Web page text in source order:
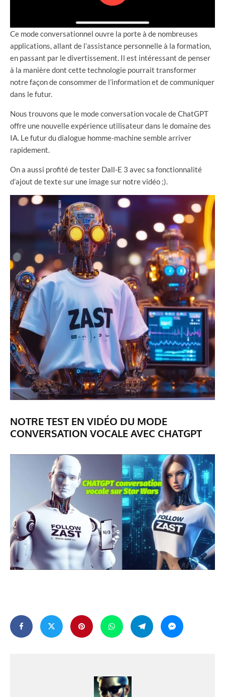
Ce mode conversationnel ouvre la porte à de nombreuses
applications, allant de l’assistance personnelle à la formation,
en passant par le divertissement. Il est intéressant de penser
à la manière dont cette technologie pourrait transformer
notre façon de consommer de l’information et de communiquer
dans le futur.
Nous trouvons que le mode conversation vocale de ChatGPT
offre une nouvelle expérience utilisateur dans le domaine des
IA. Le futur du dialogue homme-machine semble arriver
rapidement.
On a aussi profité de tester Dall-E 3 avec sa fonctionnalité
d’ajout de texte sur une image sur notre vidéo ;).
NOTRE TEST EN VIDÉO DU MODE
CONVERSATION VOCALE AVEC CHATGPT